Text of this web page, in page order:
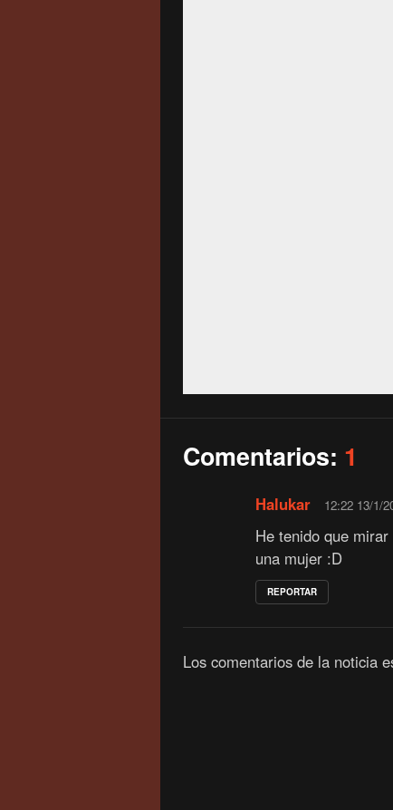
Comentarios: 1
Halukar 12:22 13/1/
He tenido que
una mujer :D
REPORTAR
Los comentarios de la noticia